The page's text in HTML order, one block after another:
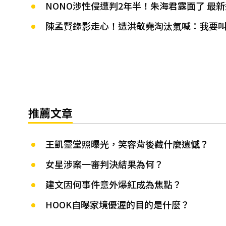
NONO涉性侵遭判2年半！朱海君露面了 最
陳孟賢錄影走心！遭洪敬堯淘汰氣喊：我要
推薦文章
王凱靈堂照曝光，笑容背後藏什麼遺憾？
女星涉案一審判決結果為何？
建文因何事件意外爆紅成為焦點？
HOOK自曝家境優渥的目的是什麼？